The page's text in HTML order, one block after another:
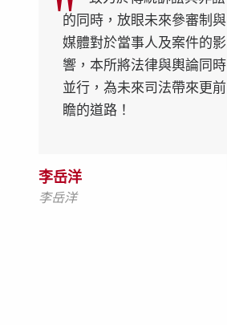
李岳洋
李岳洋
的同時，放眼未來參審制與
媒體對於當事人及案件的影
響，本所將法律與輿論同時
並行，為未來司法帶來更前
瞻的道路！
李岳洋
李岳洋
的同時，放眼未來參審制與
媒體對於當事人及案件的影
響，本所將法律與輿論同時
並行，為未來司法帶來更前
瞻的道路！
李岳洋
李岳洋